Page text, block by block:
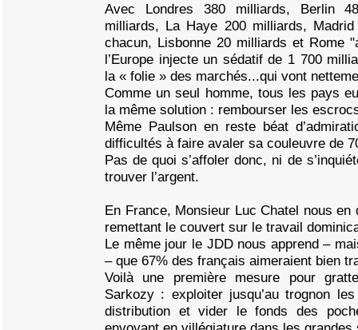
Avec Londres 380 milliards, Berlin
milliards, La Haye 200 milliards,
chacun, Lisbonne 20 milliards et Rome
l’Europe injecte un sédatif de 1 700
la « folie » des marchés...qui vont
Comme un seul homme, tous les pays
la même solution : rembourser les
Même Paulson en reste béat
difficultés à faire avaler sa couleuvre de
Pas de quoi s’affoler donc, ni de
trouver l’argent.
En France, Monsieur Luc Chatel nous en
remettant le couvert sur le travail
Le même jour le JDD nous apprend –
– que 67% des français aimeraient bien
Voilà une première mesure pour
Sarkozy : exploiter jusqu’au trognon
distribution et vider le fonds des